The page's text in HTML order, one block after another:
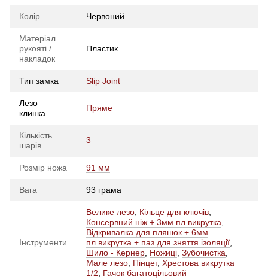
Колір Червоний
Матеріал
рукояті /
накладок
Пластик
Тип замка Slip Joint
Лезо
клинка
Пряме
Кількість
шарів
3
Розмір ножа 91 мм
Вага 93 грама
Інструменти
Велике лезо Кільце для ключів
Консервний ніж + 3мм пл.викрутка
Відкривалка для пляшок + 6мм
пл.викрутка + паз для зняття ізоляції
Шило - Кернер Ножиці Зубочистка
Мале лезо Пінцет, Хрестова викрутка
1/2
Гачок багатоцільовий